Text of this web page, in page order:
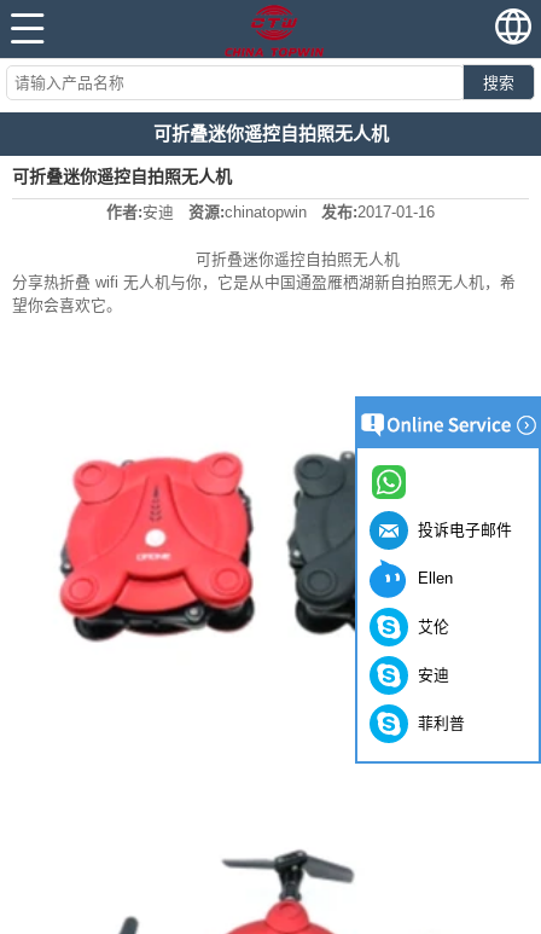
搜索
可折叠迷你遥控自拍照无人机
可折叠迷你遥控自拍照无人机
作者:安迪 资源:chinatopwin 发布:2017-01-16
可折叠迷你遥控自拍照无人机
分享热折叠 wifi 无人机与你，它是从中国通盈雁栖湖新自拍照无人机，希
望你会喜欢它。
投诉电子邮件
Ellen
艾伦
安迪
菲利普